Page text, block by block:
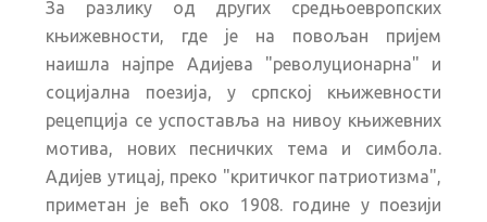
За разлику од других средњоевропских
књижевности, где је на повољан пријем
наишла најпре Адијева "револуционарна" и
социјална поезија, у српској књижевности
рецепција се успоставља на нивоу књижевних
мотива, нових песничких тема и симбола.
Адијев утицај, преко "критичког патриотизма",
приметан је већ око 1908. године у поезији